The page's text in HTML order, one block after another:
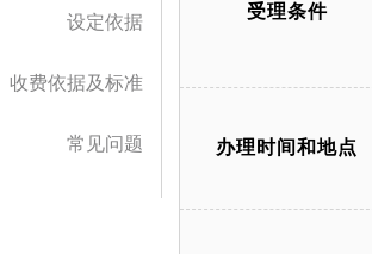
设定依据
收费依据及标准
常见问题
受理条件
办理时间和地点